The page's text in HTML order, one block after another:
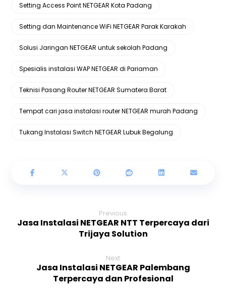
Setting Access Point NETGEAR Kota Padang
Setting dan Maintenance WiFi NETGEAR Parak Karakah
Solusi Jaringan NETGEAR untuk sekolah Padang
Spesialis instalasi WAP NETGEAR di Pariaman
Teknisi Pasang Router NETGEAR Sumatera Barat
Tempat cari jasa instalasi router NETGEAR murah Padang
Tukang Instalasi Switch NETGEAR Lubuk Begalung
Previous
Jasa Instalasi NETGEAR NTT Terpercaya dari
Trijaya Solution
Next
Jasa Instalasi NETGEAR Palembang
Terpercaya dan Profesional